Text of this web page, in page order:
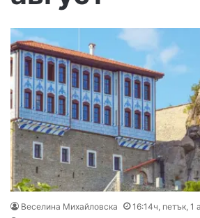
Веселина Михайловска
16:14ч, петък, 1